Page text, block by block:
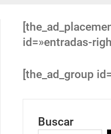
id=»entradas-
[the_ad_group
Buscar